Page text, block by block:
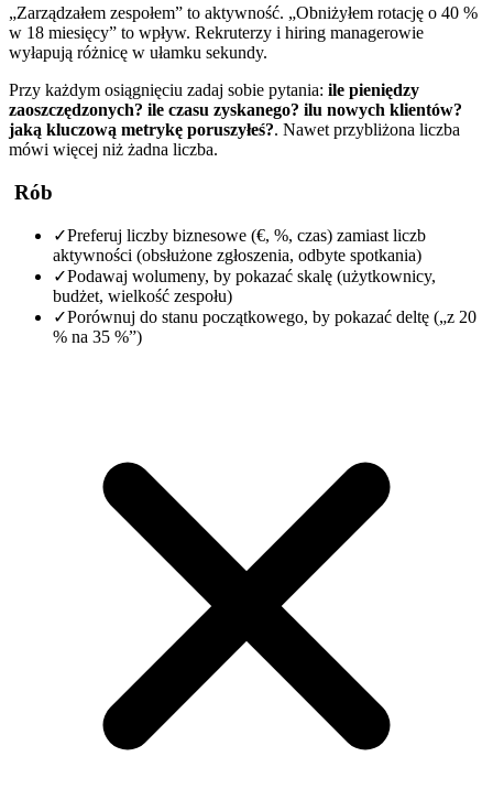
„Zarządzałem zespołem” to aktywność. „Obniżyłem rotację o 40 %
w 18 miesięcy” to wpływ. Rekruterzy i hiring managerowie
wyłapują różnicę w ułamku sekundy.
Przy każdym osiągnięciu zadaj sobie pytania: ile pieniędzy
zaoszczędzonych? ile czasu zyskanego? ilu nowych klientów?
jaką kluczową metrykę poruszyłeś?. Nawet przybliżona liczba
mówi więcej niż żadna liczba.
Rób
✓Preferuj liczby biznesowe (€, %, czas) zamiast liczb
aktywności (obsłużone zgłoszenia, odbyte spotkania)
✓Podawaj wolumeny, by pokazać skalę (użytkownicy,
budżet, wielkość zespołu)
✓Porównuj do stanu początkowego, by pokazać deltę („z 20
% na 35 %”)